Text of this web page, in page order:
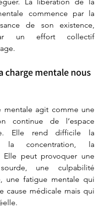
commence par la
de son existence,
un effort collectif
charge mentale nous
mentale agit comme une
continue de l’espace
Elle rend difficile la
la concentration, la
Elle peut provoquer une
une culpabilité
une fatigue mentale qui
cause médicale mais qui